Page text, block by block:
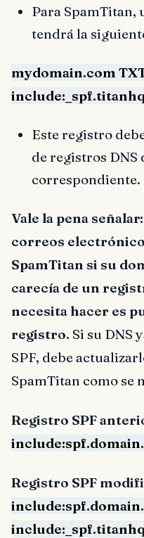
Para SpamTitan,
tendrá la
mydomain.com
Este registro
de registros
correspondiente.
Vale la pena
correos
SpamTitan si su
carecía de un
necesita hacer es
registro. Si su DNS
SPF, debe
SpamTitan como se
Registro SPF
Registro SPF